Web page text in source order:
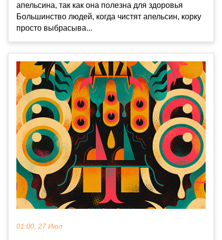
апельсина, так как она полезна для здоровья
Большинство людей, когда чистят апельсин, корку
просто выбрасыва...
01:00, 27 Июл